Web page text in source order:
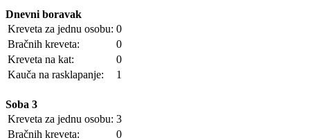
Dnevni boravak
Kreveta za jednu osobu: 0
Bračnih kreveta:
0
Kreveta na kat:
0
Kauča na rasklapanje:
1
Soba 3
Kreveta za jednu osobu: 3
Bračnih kreveta:
0